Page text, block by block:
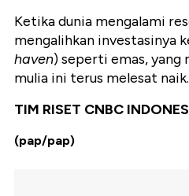
Ketika dunia mengalami
mengalihkan investasinya
haven) seperti emas, yang
mulia ini terus melesat naik.
TIM RISET CNBC
(pap/pap)